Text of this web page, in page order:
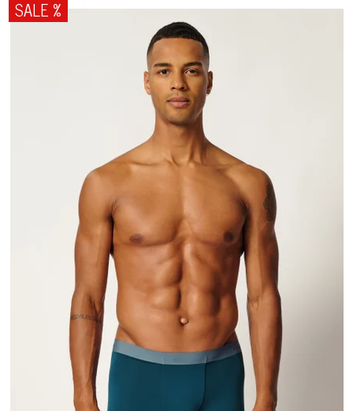
SALE %